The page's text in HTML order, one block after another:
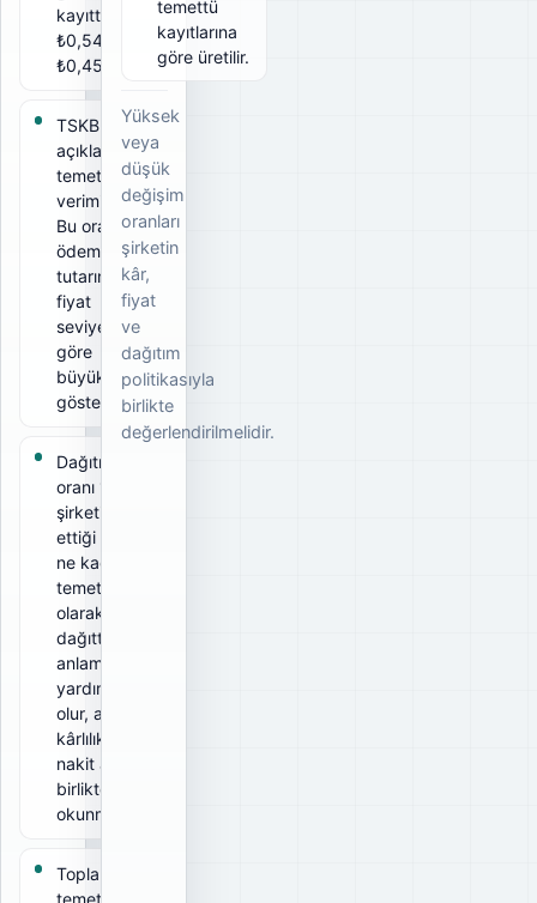
kayıtta brüt
₺0,54, net
₺0,4554.
TSKB için
açıklanan
temettü
verimi 4,6%.
Bu oran,
ödeme
tutarının ilgili
fiyat
seviyesine
göre
büyüklüğünü
gösterir.
Dağıtım
oranı 13%;
şirketin elde
ettiği kârın
ne kadarını
temettü
olarak
dağıttığını
anlamaya
yardımcı
olur, ancak
kârlılık ve
nakit akışıyla
birlikte
okunmalıdır.
Toplam brüt
temettü
temettü
kayıtlarına
göre üretilir.
Yüksek
veya
düşük
değişim
oranları
şirketin
kâr,
fiyat
ve
dağıtım
politikasıyla
birlikte
değerlendirilmelidir.